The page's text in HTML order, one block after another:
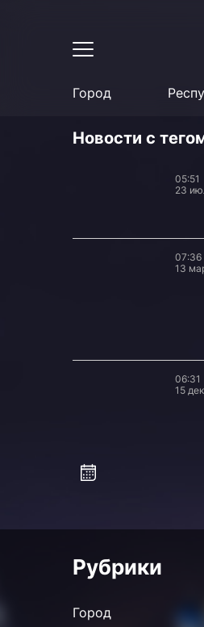
Город
Новости с
05:51
23
07:36
13
06:31
15
Рубрики
Город